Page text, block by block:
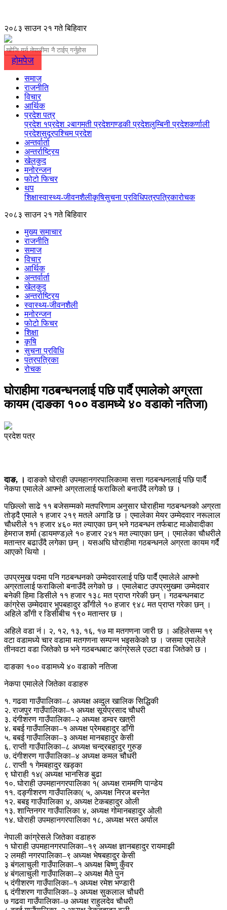
२०८३ साउन २१ गते बिहिवार
होमपेज
समाज
राजनीति
विचार
आर्थिक
प्रदेश पत्र
प्रदेश १प्रदेश २बागमती प्रदेशगण्डकी प्रदेशलुम्बिनी प्रदेशकर्णाली
प्रदेशसुदूरपश्चिम प्रदेश
अन्तर्वार्ता
अन्तर्राष्ट्रिय
खेलकुद
मनोरन्जन
फोटो फिचर
थप
शिक्षास्वास्थ्य-जीवनशैलीकृषिसुचना प्रविधिपत्रपत्रिकारोचक
२०८३ साउन २१ गते बिहिवार
मुख्य समाचार
राजनीति
समाज
विचार
आर्थिक
अन्तर्वार्ता
खेलकुद
अन्तर्राष्ट्रिय
स्वास्थ्य-जीवनशैली
मनोरन्जन
फोटो फिचर
शिक्षा
कृषि
सुचना प्रविधि
पत्रपत्रिका
रोचक
घोराहीमा गठबन्धनलाई पछि पार्दै एमालेको अग्रता
कायम (दाङका १०० वडामध्ये ४० वडाको नतिजा)
प्रदेश पत्र
दाङ, । दाङको घोराही उपमहानगरपालिकामा सत्ता गठबन्धनलाई पछि पार्दै
नेकपा एमालेले आफ्नो अग्रतालाई फराकिलो बनाउँदै लगेको छ ।
पछिल्लो साढे ११ बजेसम्मको मतपरिणाम अनुसार घोराहीमा गठबन्धनको अग्रता
तोड्दै एमाले १ हजार २१९ मतले अगाडि छ । एमालेका मेयर उम्मेदवार नरूलाल
चौधरीले ११ हजार ४६० मत ल्याएका छन् भने गठबन्धन तर्फबाट माओवादीका
हेमराज शर्मा (डायमण्ड)ले १० हजार २४१ मत ल्याएका छन् । एमालेका चौधरीले
मतान्तर बढाउँदै लगेका छन् । यसअघि घोराहीमा गठबन्धनले अग्रता कायम गर्दै
आएको थियो ।
उपप्रमुख पदमा पनि गठबन्धनको उम्मेदवारलाई पछि पार्दै एमालेले आफ्नो
अग्रतालाई फराकिलो बनाउँदै लगेको छ । एमालेबाट उपप्रमुखमा उम्मेदवार
बनेकी हिमा डिसीले ११ हजार १३८ मत प्राप्त गरेकी छन् । गठबन्धनबाट
कांग्रेस उम्मेदवार भुपबहादुर डाँगीले १० हजार ९४८ मत प्राप्त गरेका छन् ।
अहिले डाँगी र डिसीबीच १९० मतान्तर छ ।
अहिले वडा नं। २, १२, १३, १६, १७ मा मतगणना जारी छ । अहिलेसम्म १९
वटा वडामध्ये चार वडामा मतगणना सम्पन्न भइसकेको छ । जसमा एमालेले
तीनवटा वडा जितेको छ भने गठबन्धबाट कांग्रेसले एउटा वडा जितेको छ ।
दाङका १०० वडामध्ये ४० वडाको नतिजा
नेकपा एमालेले जितेका वडाहरु
१. गढवा गाउँपालिका–८ अध्यक्ष अव्दुल खालिक सिद्धिकी
२. राजपुर गाउँपालिका–१ अध्यक्ष सूर्यप्रसाद चौधरी
३. दंगीशरण गाउँपालिका–२ अध्यक्ष डम्वर खत्री
४. बबई गाउँपालिका–१ अध्यक्ष प्रेमबहादुर डाँगी
५. बबई गाउँपालिका–३ अध्यक्ष मानबहादुर केसी
६. राप्ती गाउँपालिका–८ अध्यक्ष चन्द्रबहादुर गुरुङ
७. दंगीशरण गाउँपालिका–४ अध्यक्ष कमल चौधरी
८. राप्ती १ गेमबहादुर खड्का
९ घोराही १४( अध्यक्ष भानसिङ बुढा
१०. घोराही उपमहानगरपालिका १( अध्यक्ष राममणि पान्डेय
११. दङ्गीशरण गाउँपालिका( ५, अध्यक्ष निरज बस्नेत
१२. बबइ गाउँपालिका ४, अध्यक्ष टेकबहादुर ओली
१३. शान्तिनगर गाउँपालिका ४, अध्यक्ष गोमानबहादुर ओली
१४. घोराही उपमहानगरपालिका १८, अध्यक्ष भरत अर्याल
नेपाली कांग्रेसले जितेका वडाहरु
१ घोराही उपमहानगरपालिका–१९ अध्यक्ष ज्ञानबहादुर रायमाझी
२ लमही नगरपालिका–९ अध्यक्ष भेषबहादुर केसी
३ बंगलाचुली गाउँपालिका–१ अध्यक्ष बिष्णु कुँवर
४ बंगलाचुली गाउँपालिका–२ अध्यक्ष मैते पुन
५ दंगीशरण गाउँपालिका–१ अध्यक्ष रमेश भण्डारी
६ दंगीशरण गाउँपालिका–३ अध्यक्ष सुकलाल चौधरी
७ गढवा गाउँपालिका–७ अध्यक्ष राहुलदेव चौधरी